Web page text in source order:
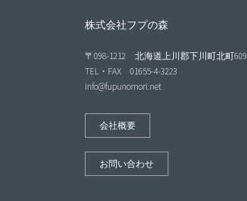
株式会社フプの森
〒098-1212 北海道上川郡下川町北町609
TEL・FAX 01655-4-3223
info@fupunomori.net
会社概要
お問い合わせ